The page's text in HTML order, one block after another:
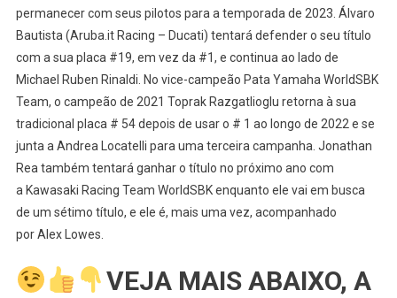
permanecer com seus pilotos para a temporada de 2023. Álvaro
Bautista (Aruba.it Racing – Ducati) tentará defender o seu título
com a sua placa #19, em vez da #1, e continua ao lado de
Michael Ruben Rinaldi. No vice-campeão Pata Yamaha WorldSBK
Team, o campeão de 2021 Toprak Razgatlioglu retorna à sua
tradicional placa # 54 depois de usar o # 1 ao longo de 2022 e se
junta a Andrea Locatelli para uma terceira campanha. Jonathan
Rea também tentará ganhar o título no próximo ano com
a Kawasaki Racing Team WorldSBK enquanto ele vai em busca
de um sétimo título, e ele é, mais uma vez, acompanhado
por Alex Lowes.
VEJA MAIS ABAIXO, A